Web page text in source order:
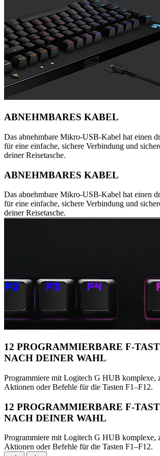
ABNEHMBARES KABEL
Das abnehmbare Mikro-USB-Kabel hat einen
für eine einfache, sichere Verbindung und
deiner Reisetasche.
ABNEHMBARES KABEL
Das abnehmbare Mikro-USB-Kabel hat einen
für eine einfache, sichere Verbindung und
deiner Reisetasche.
12 PROGRAMMIERBARE F-
NACH DEINER WAHL
Programmiere mit Logitech G HUB komplexe,
Aktionen oder Befehle für die Tasten F1–F12.
12 PROGRAMMIERBARE F-
NACH DEINER WAHL
Programmiere mit Logitech G HUB komplexe,
Aktionen oder Befehle für die Tasten F1–F12.